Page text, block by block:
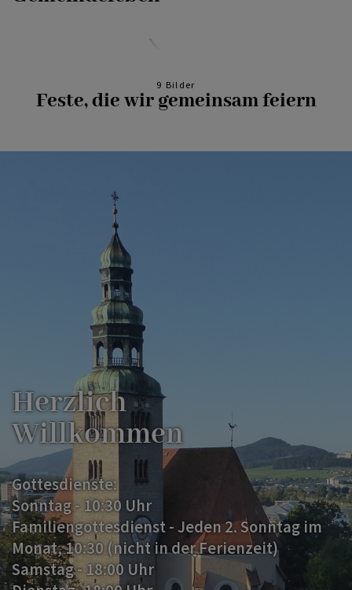
9 Bilder
Feste, die wir gemeinsam feiern
Herzlich
Willkommen
Gottesdienste:
Sonntag - 10:30 Uhr
Familiengottesdienst - Jeden 2. Sonntag im
Monat, 10:30 (nicht in der Ferienzeit)
Samstag - 18:00 Uhr